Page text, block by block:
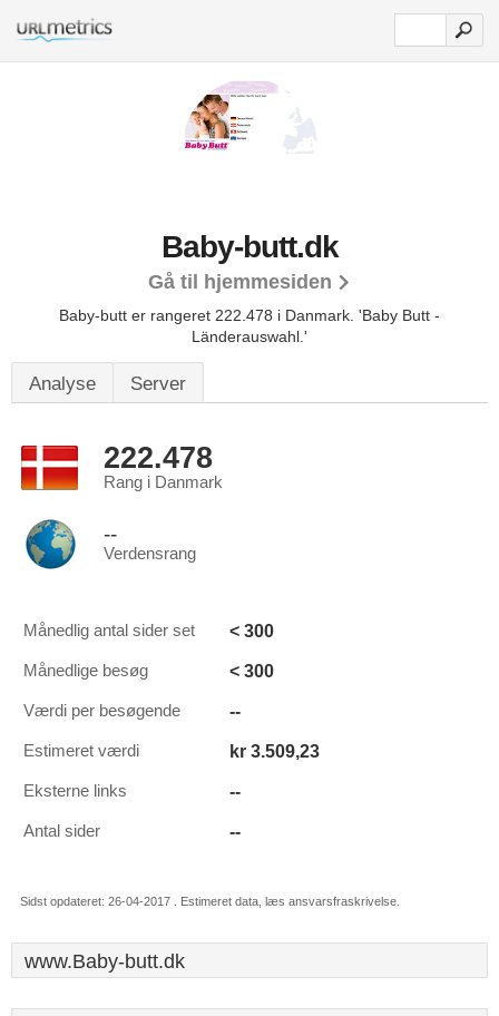
Baby-butt.dk
Gå til hjemmesiden
Baby-butt er rangeret 222.478 i Danmark. 'Baby Butt -
Länderauswahl.'
Analyse Server
222.478
Rang i Danmark
--
Verdensrang
Månedlig antal sider set < 300
Månedlige besøg < 300
Værdi per besøgende --
Estimeret værdi kr 3.509,23
Eksterne links --
Antal sider --
Sidst opdateret: 26-04-2017 . Estimeret data, læs ansvarsfraskrivelse.
www.Baby-butt.dk